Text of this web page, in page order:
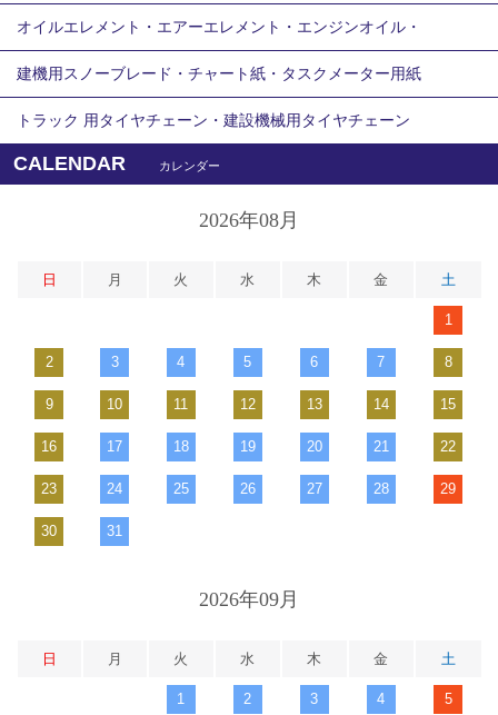
オイルエレメント・エアーエレメント・エンジンオイル・
建機用スノーブレード・チャート紙・タスクメーター用紙
トラック 用タイヤチェーン・建設機械用タイヤチェーン
CALENDAR カレンダー
2026年08月
日 月 火 水 木 金 土
1
2 3 4 5 6 7 8
9 10 11 12 13 14 15
16 17 18 19 20 21 22
23 24 25 26 27 28 29
30 31
2026年09月
日 月 火 水 木 金 土
1 2 3 4 5